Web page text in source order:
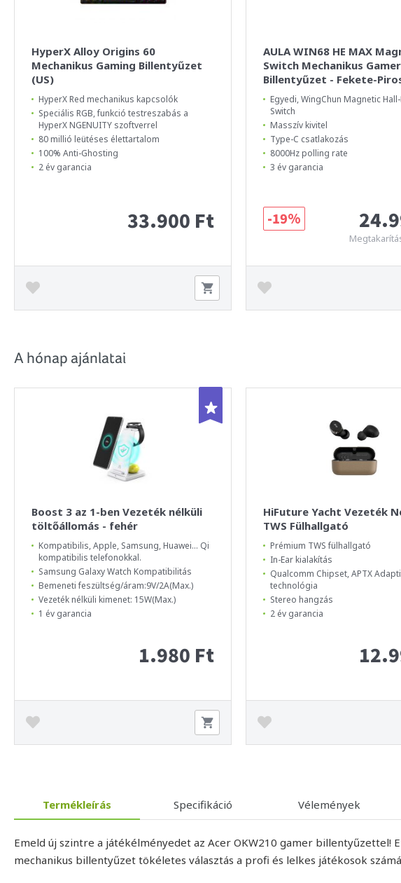
HyperX Alloy Origins 60
Mechanikus Gaming Billentyűzet
(US)
HyperX Red mechanikus kapcsolók
Speciális RGB, funkció testreszabás a
HyperX NGENUITY szoftverrel
80 millió leütéses élettartalom
100% Anti-Ghosting
2 év garancia
33.900 Ft
AULA WIN68 HE MAX
Switch Mechanikus Gamer
Billentyűzet - Fekete-
Egyedi, WingChun Magnetic
Switch
Masszív kivitel
Type-C csatlakozás
8000Hz polling rate
3 év garancia
-19%
A hónap ajánlatai
Boost 3 az 1-ben Vezeték nélküli
töltőállomás - fehér
Kompatibilis, Apple, Samsung, Huawei... Qi
kompatibilis telefonokkal.
Samsung Galaxy Watch Kompatibilitás
Bemeneti feszültség/áram:9V/2A(Max.)
Vezeték nélküli kimenet: 15W(Max.)
1 év garancia
1.980 Ft
HiFuture Yacht Vezeték
TWS Fülhallgató
Prémium TWS fülhallgató
In-Ear kialakítás
Qualcomm Chipset, APTX
technológia
Stereo hangzás
2 év garancia
Termékleírás Specifikáció Vélemények
Emeld új szintre a játékélményedet az Acer OKW210 gamer billentyűzettel!
mechanikus billentyűzet tökéletes választás a profi és lelkes játékosok